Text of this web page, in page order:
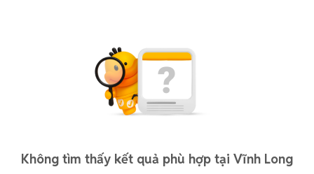
Không tìm thấy kết quả phù hợp tại Vĩnh Long